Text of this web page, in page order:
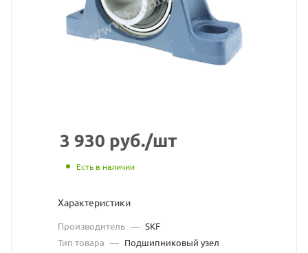
SKF
взят
3 930 руб./шт
Есть в наличии
Характеристики
Производитель — SKF
Тип товара — Подшипниковый узел